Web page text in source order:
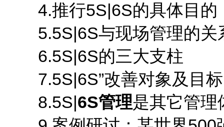
4.推行5S|6S的具体目的
5.5S|6S与现场管理的关
6.5S|6S的三大支柱
7.5S|6S”改善对象及目标
8.5S| 6S管理是其它管理